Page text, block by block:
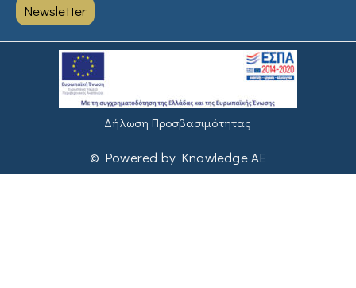
Newsletter
Δήλωση Προσβασιμότητας
© Powered by Knowledge AE